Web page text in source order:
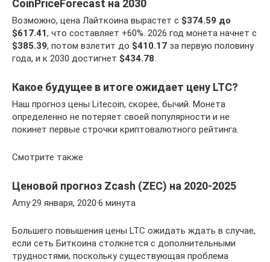
CoinPriceForecast на 2030
Возможно, цена Лайткоина вырастет с $374.59 до
$617.41, что составляет +60%. 2026 год монета начнет с
$385.39, потом взлетит до $410.17 за первую половину
года, и к 2030 достигнет $434.78.
Какое будущее в итоге ожидает цену LTC?
Наш прогноз цены Litecoin, скорее, бычий. Монета
определенно не потеряет своей популярности и не
покинет первые строчки криптовалютного рейтинга.
Смотрите также
Ценовой прогноз Zcash (ZEC) на 2020-2025
Amy·29 января, 2020·6 минута
Большего повышения цены LTC ожидать ждать в случае,
если сеть Биткоина столкнется с дополнительными
трудностями, поскольку существующая проблема